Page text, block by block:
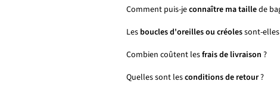
Comment puis-jeconnaître ma taillede
Les boucles d'oreilles ou créolessont-
Combien coûtent lesfrais de livraison ?
Quelles sont lesconditions de retour?